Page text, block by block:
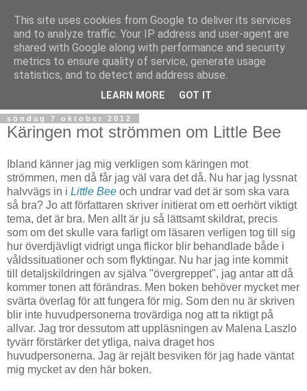
söndag 7 oktober 2012
Käringen mot strömmen om Little Bee
Ibland känner jag mig verkligen som käringen mot
strömmen, men då får jag väl vara det då. Nu har jag lyssnat
halvvägs in i Little Bee och undrar vad det är som ska vara
så bra? Jo att författaren skriver initierat om ett oerhört viktigt
tema, det är bra. Men allt är ju så lättsamt skildrat, precis
som om det skulle vara farligt om läsaren verligen tog till sig
hur överdjävligt vidrigt unga flickor blir behandlade både i
våldssituationer och som flyktingar. Nu har jag inte kommit
till detaljskildringen av själva "övergreppet", jag antar att då
kommer tonen att förändras. Men boken behöver mycket mer
svärta överlag för att fungera för mig. Som den nu är skriven
blir inte huvudpersonerna trovärdiga nog att ta riktigt på
allvar. Jag tror dessutom att uppläsningen av Malena Laszlo
tyvärr förstärker det ytliga, naiva draget hos
huvudpersonerna. Jag är rejält besviken för jag hade väntat
mig mycket av den här boken.
This site uses cookies from Google to deliver its services
and to analyze traffic. Your IP address and user-agent are
shared with Google along with performance and security
metrics to ensure quality of service, generate usage
statistics, and to detect and address abuse.
LEARN MORE GOT IT